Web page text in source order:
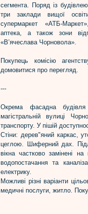
сегмента. Поряд із
три заклади вищої
супермаркет «АТБ-
аптека, а також зони
«В’ячеслава Чорновола».
Покупець комісію
домовитися про перегляд.
---
Окрема фасадна
магістральній вулиці
транспорту. У пішій
Стіни: дерев"яний каркас,
цеглою. Шиферний дах.
вікна частково замінені
водопостачання та
електрику.
Можливі різні варіанти
медичні послуги, житло.